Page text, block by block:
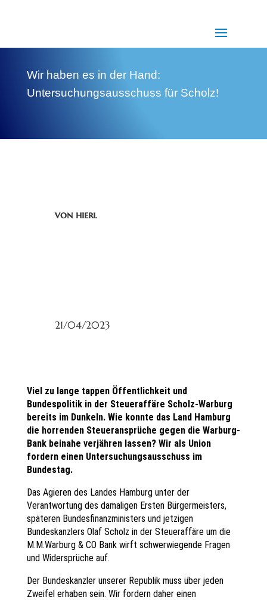
Wir haben es in der Hand:
Untersuchungsausschuss für Scholz!
von hierl
21/04/2023
Viel zu lange tappen Öffentlichkeit und
Bundespolitik in der Steueraffäre Scholz-Warburg
bereits im Dunkeln. Wie konnte das Land Hamburg
die horrenden Steueransprüche gegen die Warburg-
Bank beinahe verjähren lassen? Wir als Union
fordern einen Untersuchungsausschuss im
Bundestag.
Das Agieren des Landes Hamburg unter der
Verantwortung des damaligen Ersten Bürgermeisters,
späteren Bundesfinanzministers und jetzigen
Bundeskanzlers Olaf Scholz in der Steueraffäre um die
M.M.Warburg & CO Bank wirft schwerwiegende Fragen
und Widersprüche auf.
Der Bundeskanzler unserer Republik muss über jeden
Zweifel erhaben sein. Wir fordern daher einen